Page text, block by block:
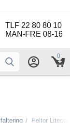
TLF 22 80 80 10
MAN-FRE 08-16
0
/ Peltor